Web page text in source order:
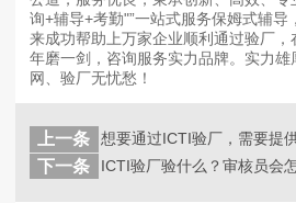
询+辅导+考勤"”一站式服务保姆式辅
来成功帮助上万家企业顺利通过验厂
年磨一剑，咨询服务实力品牌。实力
网、验厂无忧愁！
上一条
下一条